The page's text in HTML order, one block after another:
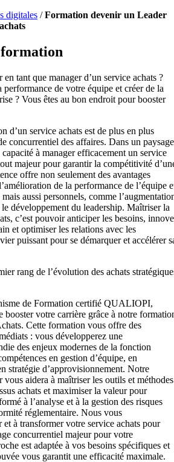
digitales /Formation devenir un Leader
tant que manager d’un service achats ?
de votre équipe et créer de la
? Vous êtes au bon endroit pour booster
d’un service achats est de plus en plus
concurrentiel des affaires. Dans un paysage
à manager efficacement un service
majeur pour garantir la compétitivité
offre non seulement des avantages
de la performance de l’équipe
aussi personnels, comme
développement du leadership. Maîtriser la
c’est pouvoir anticiper les besoins,
et optimiser les relations avec les
puissant pour se démarquer et accélérer
rang de l’évolution des achats
de Formation certifié QUALIOPI,
booster votre carrière grâce à notre
Cette formation vous offre des
: vous développerez une
des enjeux modernes de la fonction
en gestion d’équipe, en
stratégie d’approvisionnement. Notre
aidera à maîtriser les outils et méthodes
achats et maximiser la valeur pour
à l’analyse et à la gestion des risques
réglementaire. Nous vous
et à transformer votre service achats pour
concurrentiel majeur pour votre
est adaptée à vos besoins spécifiques et
vous garantit une efficacité maximale.